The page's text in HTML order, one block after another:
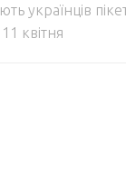
українців
квітня